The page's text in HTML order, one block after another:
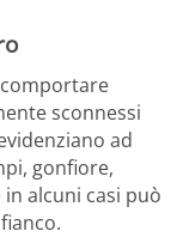
sconnessi
ad
gonfiore,
alcuni casi può